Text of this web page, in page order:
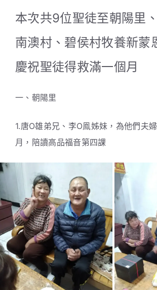
本次共9位聖徒至朝陽里
南澳村、碧侯村牧養新蒙
慶祝聖徒得救滿一個月
一、朝陽里
1.唐O雄弟兄、李O鳯姊妹，為他們夫
月，陪讀高品福音第四課